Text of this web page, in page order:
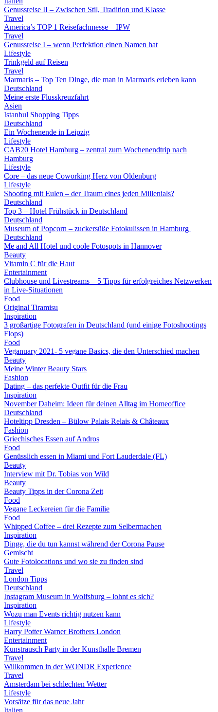
Genussreise II – Zwischen Stil, Tradition und Klasse
Travel
America’s TOP 1 Reisefachmesse – IPW
Travel
Genussreise I – wenn Perfektion einen Namen hat
Lifestyle
Trinkgeld auf Reisen
Travel
Marmaris – Top Ten Dinge, die man in Marmaris erleben kann
Deutschland
Meine erste Flusskreuzfahrt
Asien
Istanbul Shopping Tipps
Deutschland
Ein Wochenende in Leipzig
Lifestyle
CAB20 Hotel Hamburg – zentral zum Wochenendtrip nach
Hamburg
Lifestyle
Core – das neue Coworking Herz von Oldenburg
Lifestyle
Shooting mit Eulen – der Traum eines jeden Millenials?
Deutschland
Top 3 – Hotel Frühstück in Deutschland
Deutschland
Museum of Popcorn – zuckersüße Fotokulissen in Hamburg
Deutschland
Me and All Hotel und coole Fotospots in Hannover
Beauty
Vitamin C für die Haut
Entertainment
Clubhouse und Livestreams – 5 Tipps für erfolgreiches Netzwerken
in Live-Situationen
Food
Original Tiramisu
Inspiration
3 großartige Fotografen in Deutschland (und einige Fotoshootings
Flops)
Food
Veganuary 2021- 5 vegane Basics, die den Unterschied machen
Beauty
Meine Winter Beauty Stars
Fashion
Dating – das perfekte Outfit für die Frau
Inspiration
November Daheim: Ideen für deinen Alltag im Homeoffice
Deutschland
Hoteltipp Dresden – Bülow Palais Relais & Châteaux
Fashion
Griechisches Essen auf Andros
Food
Genüsslich essen in Miami und Fort Lauderdale (FL)
Beauty
Interview mit Dr. Tobias von Wild
Beauty
Beauty Tipps in der Corona Zeit
Food
Vegane Leckereien für die Familie
Food
Whipped Coffee – drei Rezepte zum Selbermachen
Inspiration
Dinge, die du tun kannst während der Corona Pause
Gemischt
Gute Fotolocations und wo sie zu finden sind
Travel
London Tipps
Deutschland
Instagram Museum in Wolfsburg – lohnt es sich?
Inspiration
Wozu man Events richtig nutzen kann
Lifestyle
Harry Potter Warner Brothers London
Entertainment
Kunstrausch Party in der Kunsthalle Bremen
Travel
Willkommen in der WONDR Experience
Travel
Amsterdam bei schlechten Wetter
Lifestyle
Vorsätze für das neue Jahr
Italien